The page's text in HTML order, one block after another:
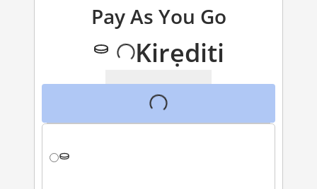
Pay As You Go
Kirẹditi